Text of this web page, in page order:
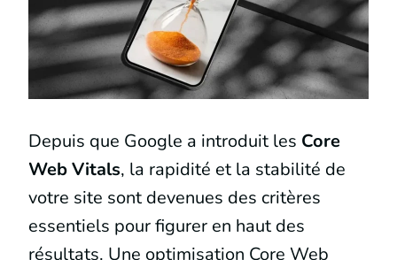
Depuis que Google a introduit les Core
Web Vitals, la rapidité et la stabilité de
votre site sont devenues des critères
essentiels pour figurer en haut des
résultats. Une optimisation Core Web